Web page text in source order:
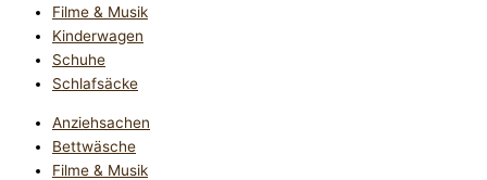
Filme & Musik
Kinderwagen
Schuhe
Schlafsäcke
Anziehsachen
Bettwäsche
Filme & Musik